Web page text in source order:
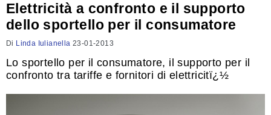
Elettricità a confronto e il supporto
dello sportello per il consumatore
Di Linda Iulianella 23-01-2013
Lo sportello per il consumatore, il supporto per il
confronto tra tariffe e fornitori di elettricitï¿½